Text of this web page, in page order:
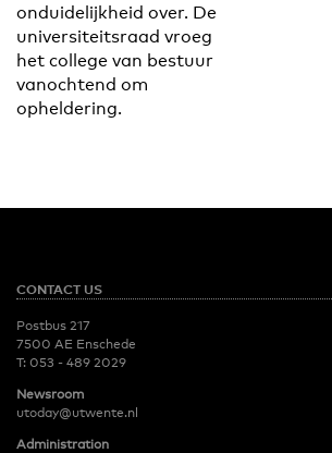
onduidelijkheid over. De
universiteitsraad vroeg
het college van bestuur
vanochtend om
opheldering.
CONTACT US
Postbus 217
7500 AE Enschede
T: 053 - 489 2029
Newsroom
utoday@utwente.nl
Administration